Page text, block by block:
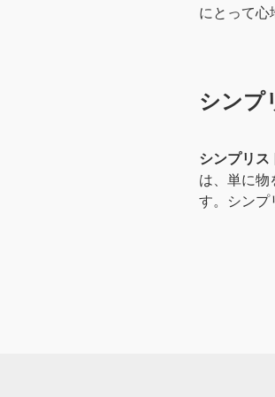
にとって心
シンプ
シンプリス
は、単に物
す。シンプ